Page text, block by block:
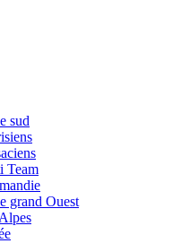
sud
Team
grand Ouest